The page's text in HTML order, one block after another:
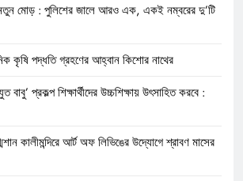
নতুন মোড় : পুলিশের জালে আরও এক, একই নম্বরের দু’টি
কৃষি পদ্ধতি গ্রহণের আহ্বান কিশোর নাথের
বাবু’ প্রকল্প শিক্ষার্থীদের উচ্চশিক্ষায় উৎসাহিত করবে :
কালীমন্দিরে আর্ট অফ লিভিঙের উদ্যোগে শ্রাবণ মাসের